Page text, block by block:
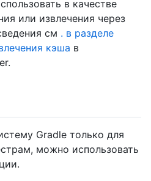
в качестве
или извлечения через
см . в разделе
кэша в
Gradle только для
можно использовать